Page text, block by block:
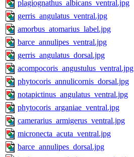
plagiognathus_albicans_ventral.jpg
gerris_angulatus_ventral.jpg
amorbus_atomarius_label.jpg
barce_annulipes_ventral.jpg
gerris_angulatus_dorsal.jpg
acompocoris_angustulus_ventral.jpg
phytocoris_annulicornis_dorsal.jpg
notapictinus_angulatus_ventral.jpg
phytocoris_arganiae_ventral.jpg
camerarius_armigerus_ventral.jpg
micronecta_acuta_ventral.jpg
barce_annulipes_dorsal.jpg